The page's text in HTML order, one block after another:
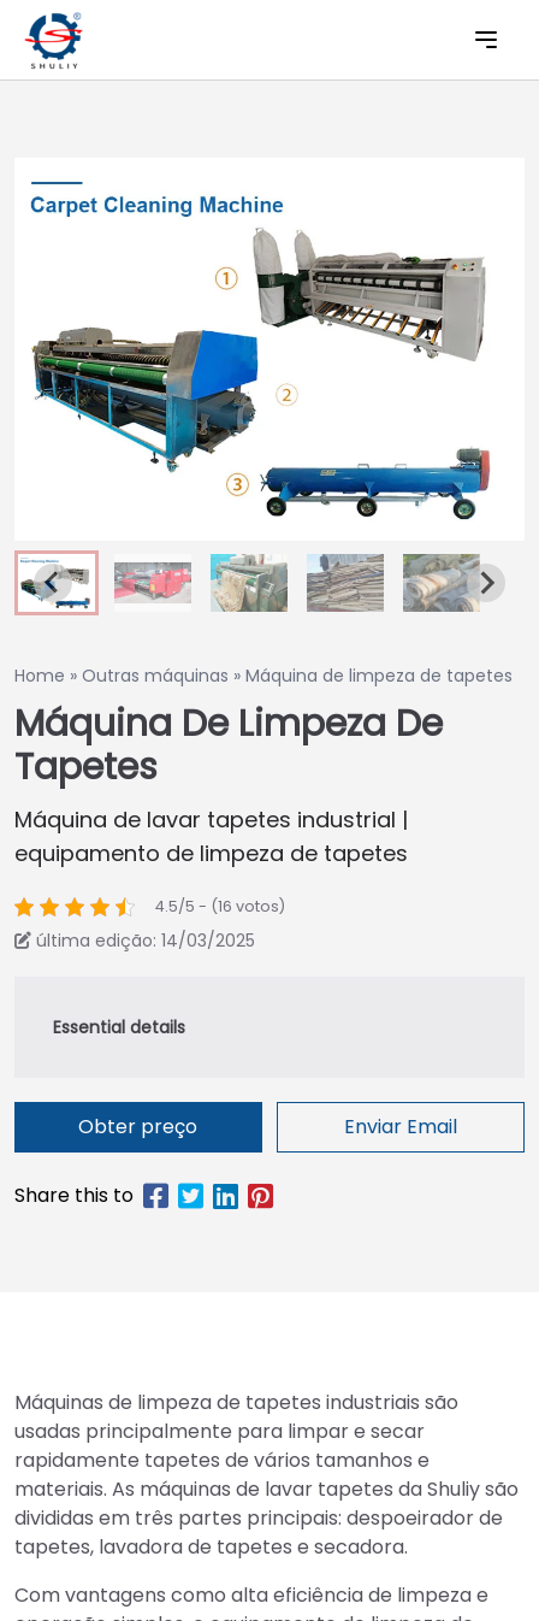
Home » Outras máquinas » Máquina de limpeza de tapetes
Máquina De Limpeza De
Tapetes
Máquina de lavar tapetes industrial |
equipamento de limpeza de tapetes
4.5/5 - (16 votos)
última edição: 14/03/2025
Obter preço Enviar Email
Máquinas de limpeza de tapetes industriais são
usadas principalmente para limpar e secar
rapidamente tapetes de vários tamanhos e
materiais. As máquinas de lavar tapetes da Shuliy são
divididas em três partes principais: despoeirador de
tapetes, lavadora de tapetes e secadora.
Com vantagens como alta eficiência de limpeza e